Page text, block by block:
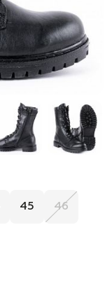
45 46